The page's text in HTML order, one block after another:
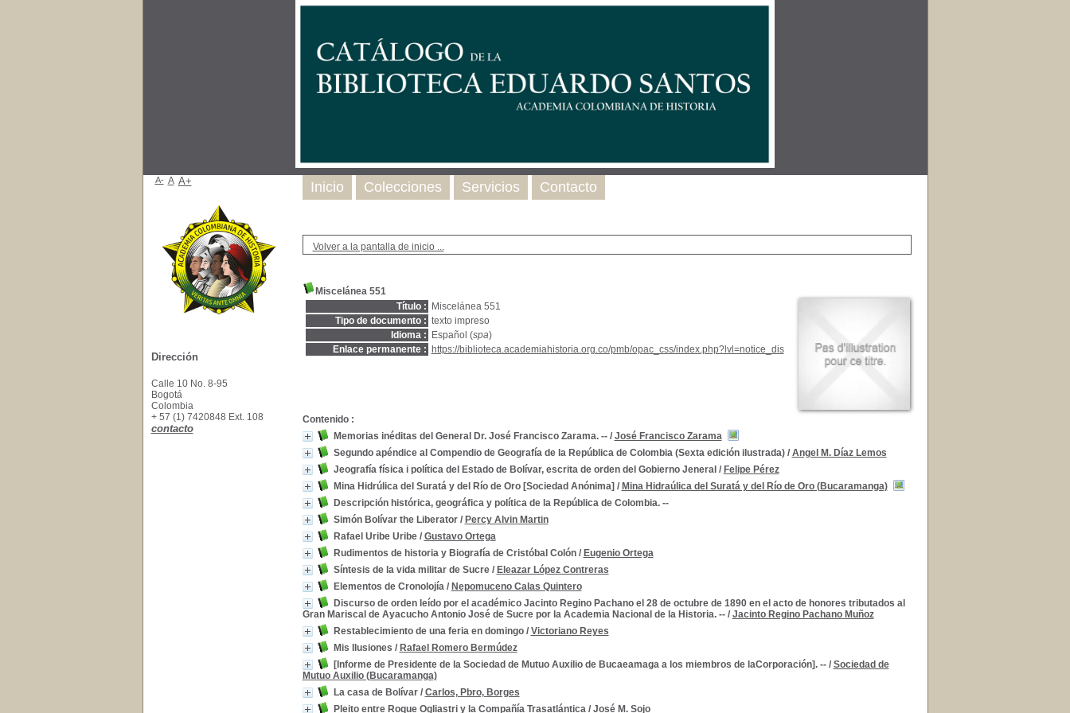
Volver a la pantalla de inicio ...
Miscelánea 551
Título :
Miscelánea 551
Tipo de documento : texto impreso
Idioma :
Español (spa)
Enlace permanente :
https://biblioteca.academiahistoria.org.co/pmb/opac_css/index.php?lvl=notice_dis
Contenido :
Memorias inéditas del General Dr. José Francisco Zarama. --/ José Francisco Zarama
Segundo apéndice al Compendio de Geografía de la República de Colombia (Sexta edición ilustrada) / Angel M. Díaz Lemos
Jeografía física i política del Estado de Bolívar, escrita de orden del Gobierno Jeneral / Felipe Pérez
Mina Hidrúlica del Suratá y del Río de Oro [Sociedad Anónima] / Mina Hidraúlica del Suratá y del Río de Oro (Bucaramanga)
Descripción histórica, geográfica y política de la República de Colombia. --
Simón Bolívar the Liberator/ Percy Alvin Martin
Rafael Uribe Uribe/ Gustavo Ortega
Rudimentos de historia y Biografía de Cristóbal Colón/ Eugenio Ortega
Síntesis de la vida militar de Sucre/ Eleazar López Contreras
Elementos de Cronolojía/ Nepomuceno Calas Quintero
Discurso de orden leído por el académico Jacinto Regino Pachano el 28 de octubre de 1890 en el acto de honores tributados al
Gran Mariscal de Ayacucho Antonio José de Sucre por la Academia Nacional de la Historia. --/ Jacinto Regino Pachano Muñoz
Restablecimiento de una feria en domingo/ Victoriano Reyes
Mis Ilusiones / Rafael Romero Bermúdez
[Informe de Presidente de la Sociedad de Mutuo Auxilio de Bucaeamaga a los miembros de laCorporación]. --/ Sociedad de
Mutuo Auxilio (Bucaramanga)
La casa de Bolívar / Carlos, Pbro, Borges
Pleito entre Roque Ogliastri y la Compañía Trasatlántica/ José M. Sojo
Inicio Colecciones Servicios Contacto
A- A A+
Dirección
Calle 10 No. 8-95
Bogotá
Colombia
+ 57 (1) 7420848 Ext. 108
contacto